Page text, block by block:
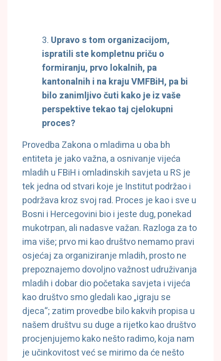
Upravo s tom organizacijom,
ispratili ste kompletnu priču o
formiranju, prvo lokalnih, pa
kantonalnih i na kraju VMFBiH, pa bi
bilo zanimljivo čuti kako je iz vaše
perspektive tekao taj cjelokupni
proces?
Provedba Zakona o mladima u oba bh
entiteta je jako važna, a osnivanje vijeća
mladih u FBiH i omladinskih savjeta u RS je
tek jedna od stvari koje je Institut podržao i
podržava kroz svoj rad. Proces je kao i sve u
Bosni i Hercegovini bio i jeste dug, ponekad
mukotrpan, ali nadasve važan. Razloga za to
ima više; prvo mi kao društvo nemamo pravi
osjećaj za organiziranje mladih, prosto ne
prepoznajemo dovoljno važnost udruživanja
mladih i dobar dio početaka savjeta i vijeća
kao društvo smo gledali kao „igraju se
djeca“; zatim provedbe bilo kakvih propisa u
našem društvu su duge a rijetko kao društvo
procjenjujemo kako nešto radimo, koja nam
je učinkovitost već se mirimo da će nešto